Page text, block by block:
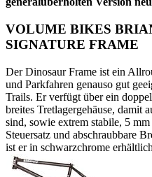
VOLUME BIKES
SIGNATURE FRAME
Der Dinosaur Frame ist ein
und Parkfahren genauso gut
Trails. Er verfügt über ein
breites Tretlagergehäuse, damit
sind, sowie extrem stabile, 5
Steuersatz und abschraubbare
ist er in schwarzchrome